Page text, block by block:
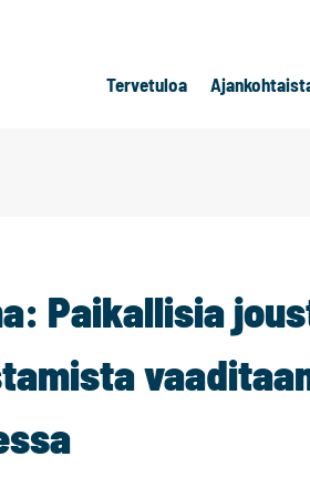
Tervetuloa
Paikallisia